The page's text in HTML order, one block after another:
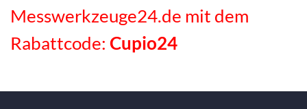
Messwerkzeuge24.de mit dem
Rabattcode: Cupio24